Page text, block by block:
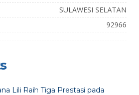
SULAWESI SELATAN
92966
Lili Raih Tiga Prestasi pada